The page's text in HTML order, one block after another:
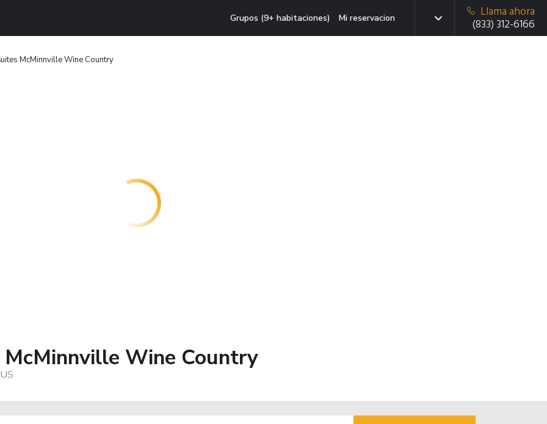
Grupos (9+ habitaciones) Mi reservacion
Llama ahora
(833) 312-6166
McMinnville Wine Country
Wine Country